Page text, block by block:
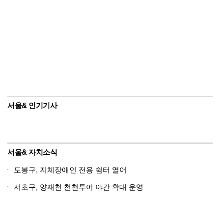
서울& 인기기사
서울& 자치소식
도봉구, 지체장애인 전용 쉼터 열어
서초구, 양재천 천천투어 야간 확대 운영